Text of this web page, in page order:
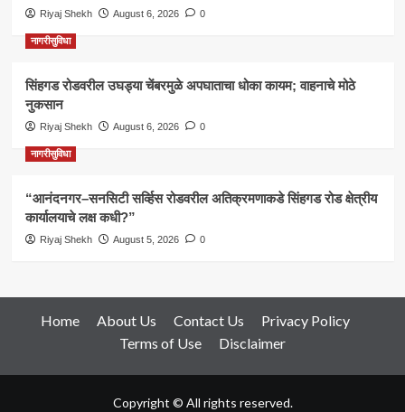
Riyaj Shekh August 6, 2026 0
नागरीसुविधा
सिंहगड रोडवरील उघड्या चेंबरमुळे अपघाताचा धोका कायम; वाहनाचे मोठे
नुकसान
Riyaj Shekh August 6, 2026 0
नागरीसुविधा
“आनंदनगर–सनसिटी सर्व्हिस रोडवरील अतिक्रमणाकडे सिंहगड रोड क्षेत्रीय
कार्यालयाचे लक्ष कधी?”
Riyaj Shekh August 5, 2026 0
Home About Us Contact Us
Privacy Policy
Terms of Use
Disclaimer